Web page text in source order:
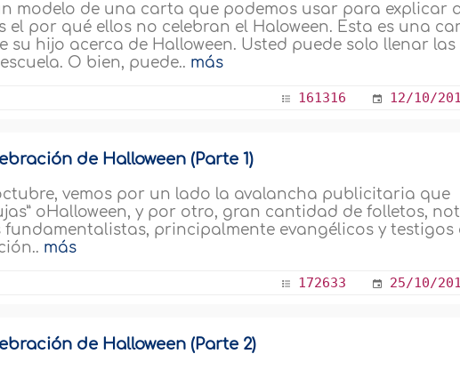
modelo de una carta que podemos usar para explicar
el por qué ellos no celebran el Haloween. Esta es una
hijo acerca de Halloween. Usted puede solo llenar las
O bien, puede.. más
161316 12/10/
de Halloween (Parte 1)
vemos por un lado la avalancha publicitaria que
oHalloween, y por otro, gran cantidad de folletos,
principalmente evangélicos y testigos
más
172633 25/10/
de Halloween (Parte 2)